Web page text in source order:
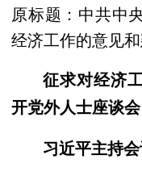
原标题：中共中
经济工作的意见
征求对经济
开党外人士座谈会
习近平主持